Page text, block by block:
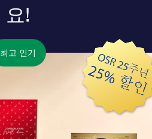
요!
최고 인기